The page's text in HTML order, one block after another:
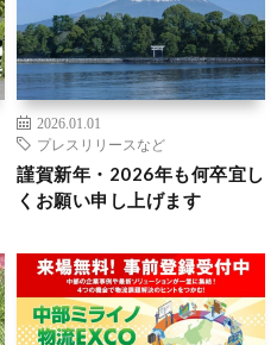
2026.01.01
プレスリリースなど
謹賀新年・2026年も何卒宜し
くお願い申し上げます